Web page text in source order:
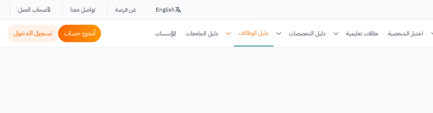
English عن فرصة تواصل معنا لأصحاب العمل
اختبار الشخصية مقالات تعليمية دليل التخصصات دليل الوظائف دليل الجامعات المؤسسات أنشئ حساب تسجيل الدخول